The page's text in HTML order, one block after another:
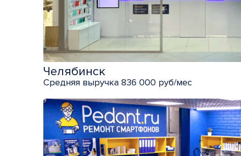
Челябинск
Средняя выручка 836 000 руб/мес